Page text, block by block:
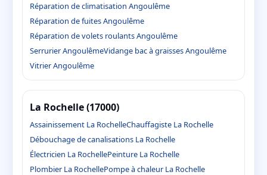
Réparation de climatisation Angoulême
Réparation de fuites Angoulême
Réparation de volets roulants Angoulême
Serrurier AngoulêmeVidange bac à graisses Angoulême
Vitrier Angoulême
La Rochelle (17000)
Assainissement La RochelleChauffagiste La Rochelle
Débouchage de canalisations La Rochelle
Électricien La RochellePeinture La Rochelle
Plombier La RochellePompe à chaleur La Rochelle